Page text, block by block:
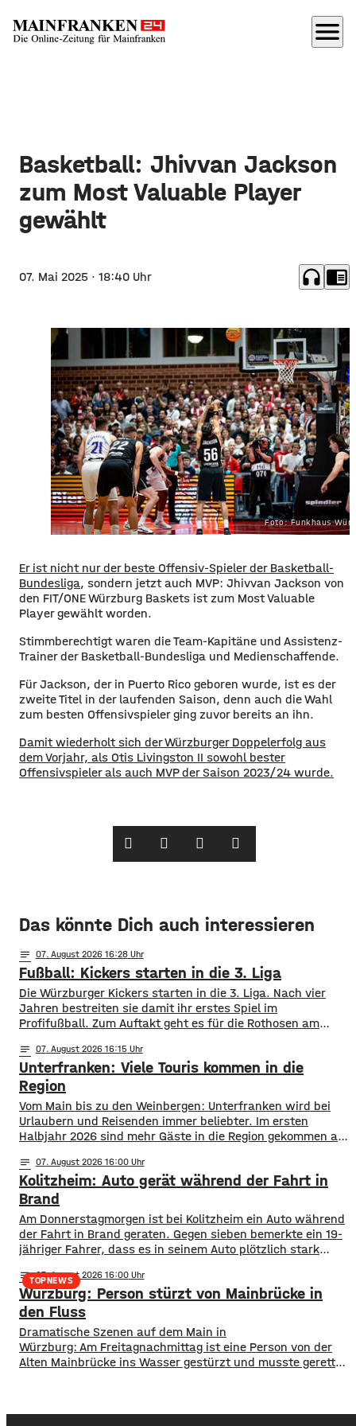
menu
Basketball: Jhivvan Jackson
zum Most Valuable Player
gewählt
07. Mai 2025 · 18:40 Uhr headphones chrome_reader_mode
Foto: Funkhaus
Er ist nicht nur der beste Offensiv-Spieler der Basketball-
Bundesliga, sondern jetzt auch MVP: Jhivvan Jackson von
den FIT/ONE Würzburg Baskets ist zum Most Valuable
Player gewählt worden.
Stimmberechtigt waren die Team-Kapitäne und Assistenz-
Trainer der Basketball-Bundesliga und Medienschaffende.
Für Jackson, der in Puerto Rico geboren wurde, ist es der
zweite Titel in der laufenden Saison, denn auch die Wahl
zum besten Offensivspieler ging zuvor bereits an ihn.
Damit wiederholt sich der Würzburger Doppelerfolg aus
dem Vorjahr, als Otis Livingston II sowohl bester
Offensivspieler als auch MVP der Saison 2023/24 wurde.
Das könnte Dich auch interessieren
notes 07. August 2026 16:28
Fußball: Kickers starten in die 3. Liga
Die Würzburger Kickers starten in die 3. Liga. Nach vier
Jahren bestreiten sie damit ihr erstes Spiel im
Profifußball. Zum Auftakt geht es für die Rothosen am
Kickers sich als Neuling in der Liga ihren Platz suchen
müssen, sind die „Schanzer“ bereits seit vier Saisons in
der 3.
notes 07. August 2026 16:15
Unterfranken: Viele Touris kommen in die
Region
Vom Main bis zu den Weinbergen: Unterfranken wird bei
Urlaubern und Reisenden immer beliebter. Im ersten
Halbjahr 2026 sind mehr Gäste in die Region gekommen als
Landesamts für Statistik hervorgeht, sind zwischen
Januar und Juni über 1,3 Millionen Menschen hier
angekommen, ein Plus von 2,8 Prozent. ​Außerdem
notes 07. August 2026 16:00
Kolitzheim: Auto gerät während der Fahrt in
Brand
Am Donnerstagmorgen ist bei Kolitzheim ein Auto während
der Fahrt in Brand geraten. Gegen sieben bemerkte ein 19-
jähriger Fahrer, dass es in seinem Auto plötzlich stark
dort brannte der Wagen völlig aus. Die Feuerwehr brachte
das Feuer schnell unter Kontrolle. Nach ersten
Erkenntnissen dürfte ein technischer
TOPNEWS
notes 07. August 2026 16:00
Würzburg: Person stürzt von Mainbrücke in
den Fluss
​​Dramatische Szenen auf dem Main in
Würzburg: Am Freitagnachmittag ist eine Person von der
Alten Mainbrücke ins Wasser gestürzt und musste gerettet